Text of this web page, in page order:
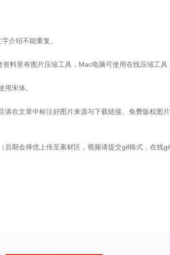
介绍不能重复。
料里有图片压缩工具，Mac电脑可使用在线压缩工
宋体。
在文章中标注好图片来源与下载链接。免费版权图片
期会择优上传至素材区，视频请提交gif格式，在线